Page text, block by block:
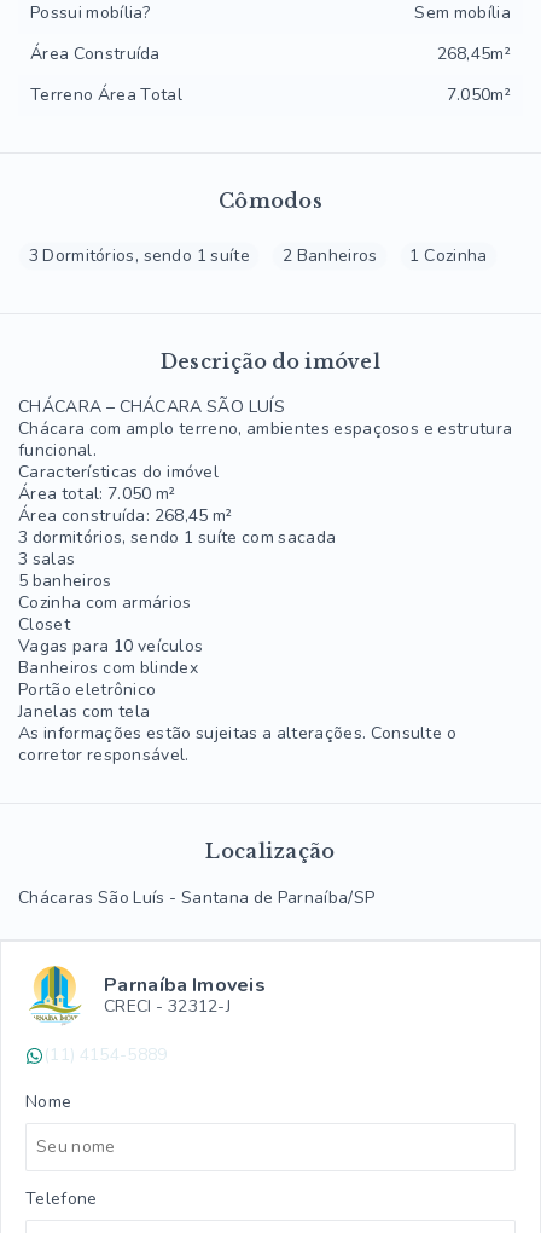
Cômodos
3 Dormitórios, sendo 1 suíte 2 Banheiros 1 Cozinha
Descrição do imóvel
CHÁCARA – CHÁCARA SÃO LUÍS
Chácara com amplo terreno, ambientes espaçosos e estrutura
funcional.
Características do imóvel
Área total: 7.050 m²
Área construída: 268,45 m²
3 dormitórios, sendo 1 suíte com sacada
3 salas
5 banheiros
Cozinha com armários
Closet
Vagas para 10 veículos
Banheiros com blindex
Portão eletrônico
Janelas com tela
As informações estão sujeitas a alterações. Consulte o
corretor responsável.
Localização
Chácaras São Luís - Santana de Parnaíba/SP
Possui mobília?
Sem mobília
Área Construída
268,45m²
Terreno Área Total
7.050m²
Parnaíba Imoveis
CRECI - 32312-J
(11) 4154-5889
Nome
Telefone